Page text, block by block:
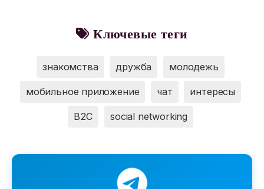
Ключевые теги
знакомства дружба молодежь
мобильное приложение чат интересы
B2C social networking